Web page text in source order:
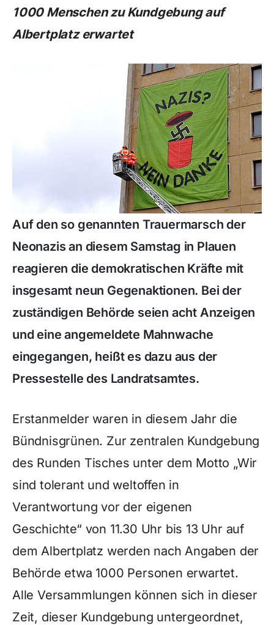
1000 Menschen zu Kundgebung auf
Albertplatz erwartet
Auf den so genannten Trauermarsch der
Neonazis an diesem Samstag in Plauen
reagieren die demokratischen Kräfte mit
insgesamt neun Gegenaktionen. Bei der
zuständigen Behörde seien acht Anzeigen
und eine angemeldete Mahnwache
eingegangen, heißt es dazu aus der
Pressestelle des Landratsamtes.
Erstanmelder waren in diesem Jahr die
Bündnisgrünen. Zur zentralen Kundgebung
des Runden Tisches unter dem Motto „Wir
sind tolerant und weltoffen in
Verantwortung vor der eigenen
Geschichte“ von 11.30 Uhr bis 13 Uhr auf
dem Albertplatz werden nach Angaben der
Behörde etwa 1000 Personen erwartet.
Alle Versammlungen können sich in dieser
Zeit, dieser Kundgebung untergeordnet,